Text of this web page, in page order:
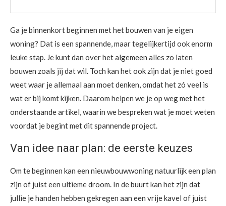
Ga je binnenkort beginnen met het bouwen van je eigen
woning? Dat is een spannende, maar tegelijkertijd ook enorm
leuke stap. Je kunt dan over het algemeen alles zo laten
bouwen zoals jij dat wil. Toch kan het ook zijn dat je niet goed
weet waar je allemaal aan moet denken, omdat het zó veel is
wat er bij komt kijken. Daarom helpen we je op weg met het
onderstaande artikel, waarin we bespreken wat je moet weten
voordat je begint met dit spannende project.
Van idee naar plan: de eerste keuzes
Om te beginnen kan een nieuwbouwwoning natuurlijk een plan
zijn of juist een ultieme droom. In de buurt kan het zijn dat
jullie je handen hebben gekregen aan een vrije kavel of juist